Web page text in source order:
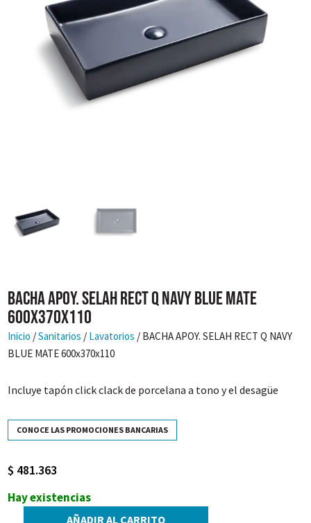
BACHA APOY. SELAH RECT Q NAVY BLUE MATE
600x370x110
Inicio /Sanitarios / Lavatorios / BACHA APOY. SELAH RECT Q NAVY
BLUE MATE 600x370x110
Incluye tapón click clack de porcelana a tono y el desagüe
CONOCE LAS PROMOCIONES BANCARIAS
$ 481.363
Hay existencias
AÑADIR AL CARRITO